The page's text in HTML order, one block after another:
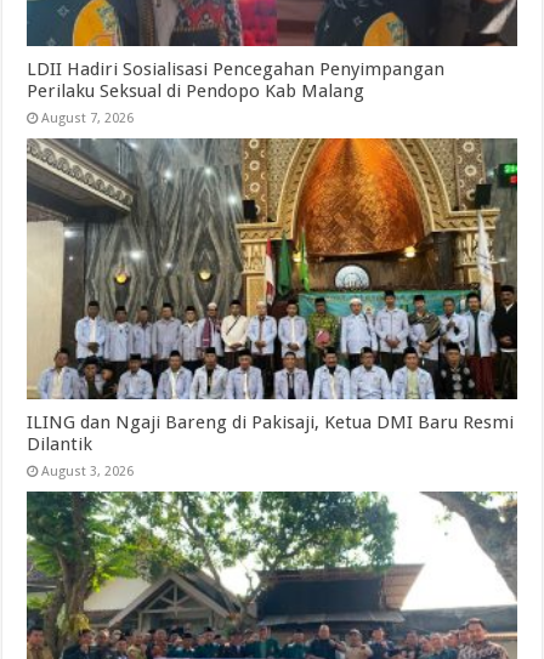
LDII Hadiri Sosialisasi Pencegahan Penyimpangan
Perilaku Seksual di Pendopo Kab Malang
August 7, 2026
ILING dan Ngaji Bareng di Pakisaji, Ketua DMI Baru Resmi
Dilantik
August 3, 2026